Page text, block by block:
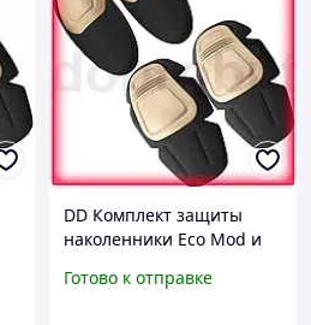
DD Комплект защиты
наколенники Eco Mod и
ударопрочного пластика
Готово к отправке